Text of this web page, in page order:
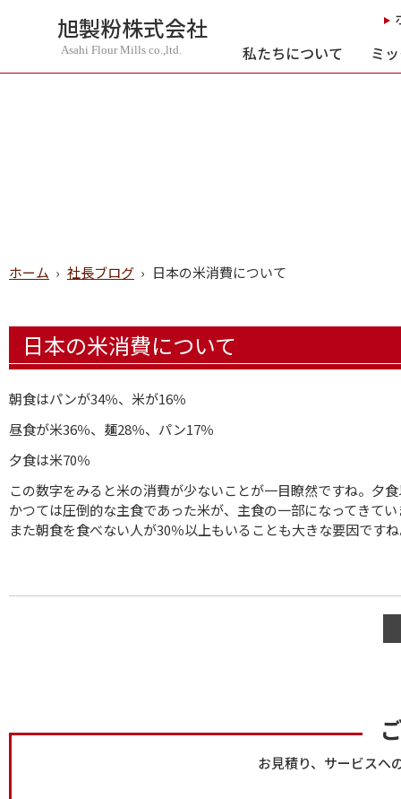
旭製粉株式会社
Asahi Flour Mills co.,ltd. 私たちについて ミ
ホーム › 社長ブログ › 日本の米消費について
日本の米消費について
朝食はパンが34％、米が16％
昼食が米36％、麺28％、パン17％
夕食は米70％
この数字をみると米の消費が少ないことが一目瞭然ですね。夕
かつては圧倒的な主食であった米が、主食の一部になってきて
また朝食を食べない人が30％以上もいることも大きな要因です
お見積り、サービスへ